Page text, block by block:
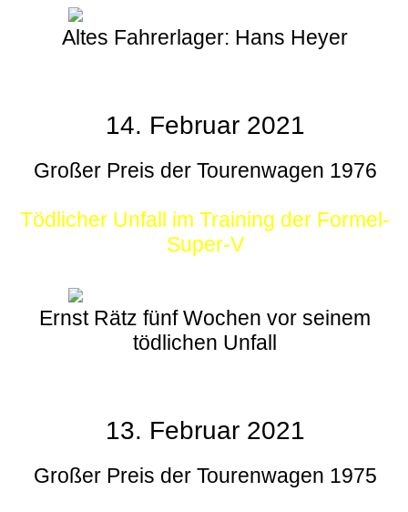
Altes Fahrerlager: Hans Heyer
14. Februar 2021
Großer Preis der Tourenwagen 1976
Tödlicher Unfall im Training der Formel-
Super-V
Ernst Rätz fünf Wochen vor seinem
tödlichen Unfall
13. Februar 2021
Großer Preis der Tourenwagen 1975